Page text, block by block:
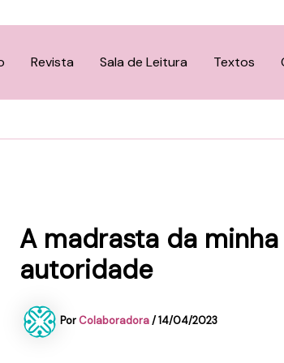
Revista Sala de Leitura Textos
A madrasta da
autoridade
PorColaboradora/14/04/2023